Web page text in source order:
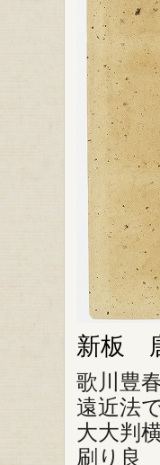
新板
歌川豊
遠近法
大大判
刷り良